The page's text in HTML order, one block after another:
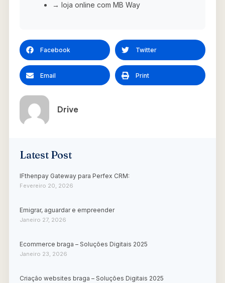
→ loja online com MB Way
Facebook Twitter
Email Print
Drive
Latest Post
IFthenpay Gateway para Perfex CRM:
Fevereiro 20, 2026
Emigrar, aguardar e empreender
Janeiro 27, 2026
Ecommerce braga – Soluções Digitais 2025
Janeiro 23, 2026
Criação websites braga – Soluções Digitais 2025